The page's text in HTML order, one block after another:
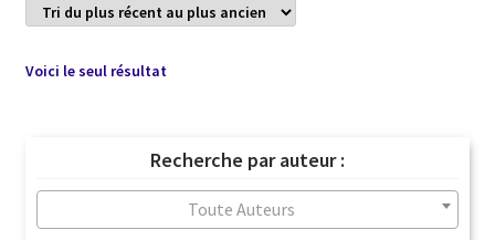
Voici le seul résultat
Recherche par auteur :
Toute Auteurs